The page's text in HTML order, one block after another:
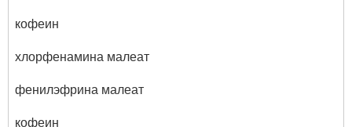
кофеин
хлорфенамина малеат
фенилэфрина малеат
кофеин